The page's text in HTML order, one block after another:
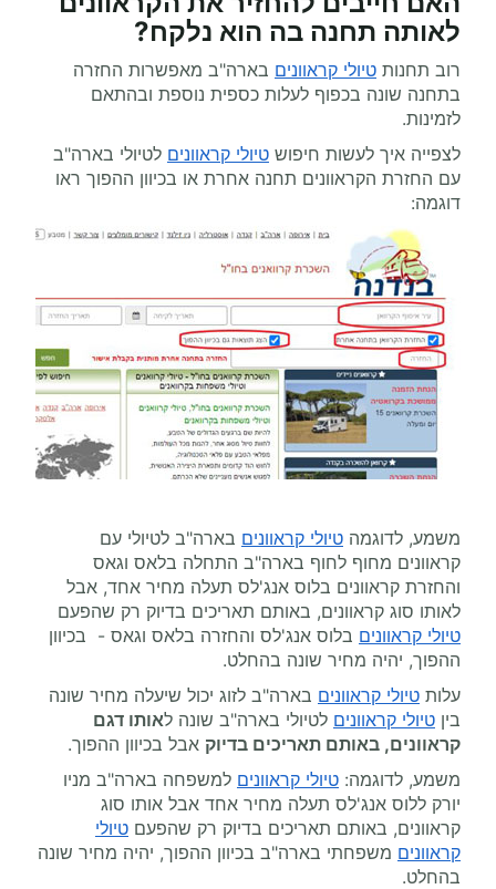
לאותה תחנה בה הוא נלקח?
רוב תחנות טיולי קראוונים בארה"ב מאפשרות החזרה
בתחנה שונה בכפוף לעלות כספית נוספת ובהתאם
לזמינות.
לצפייה איך לעשות חיפוש טיולי קראוונים לטיולי בארה"ב
עם החזרת הקראוונים תחנה אחרת או בכיוון ההפוך ראו
דוגמה:
משמע, לדוגמה טיולי קראוונים בארה"ב לטיולי עם
קראוונים מחוף לחוף בארה"ב התחלה בלאס וגאס
והחזרת קראוונים בלוס אנג'לס תעלה מחיר אחד, אבל
לאותו סוג קראוונים, באותם תאריכים בדיוק רק שהפעם
טיולי קראוונים בלוס אנג'לס והחזרה בלאס וגאס - בכיוון
ההפוך, יהיה מחיר שונה בהחלט.
עלות טיולי קראוונים בארה"ב לזוג יכול שיעלה מחיר שונה
בין טיולי קראוונים לטיולי בארה"ב שונה לאותו דגם
קראוונים, באותם תאריכים בדיוק אבל בכיוון ההפוך.
משמע, לדוגמה: טיולי קראוונים למשפחה בארה"ב מניו
יורק ללוס אנג'לס תעלה מחיר אחד אבל אותו סוג
קראוונים, באותם תאריכים בדיוק רק שהפעם טיולי
קראוונים משפחתי בארה"ב בכיוון ההפוך, יהיה מחיר שונה
בהחלט.